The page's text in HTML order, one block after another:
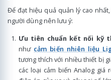
Để đạt hiệu quả quản lý cao
người dùng nên lưu ý:
Ưu tiên chuẩn kết nối kỹ
như cảm biến nhiên liệu
tương thích với nhiều thiết bị
các loại cảm biến Analog